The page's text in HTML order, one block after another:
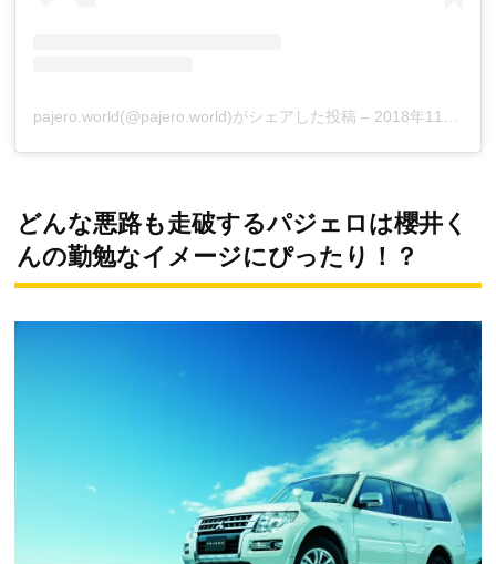
pajero.world(@pajero.world)がシェアした投稿 – 2018年11月月16日午後2時44分PST
どんな悪路も走破するパジェロは櫻井く
んの勤勉なイメージにぴったり！？